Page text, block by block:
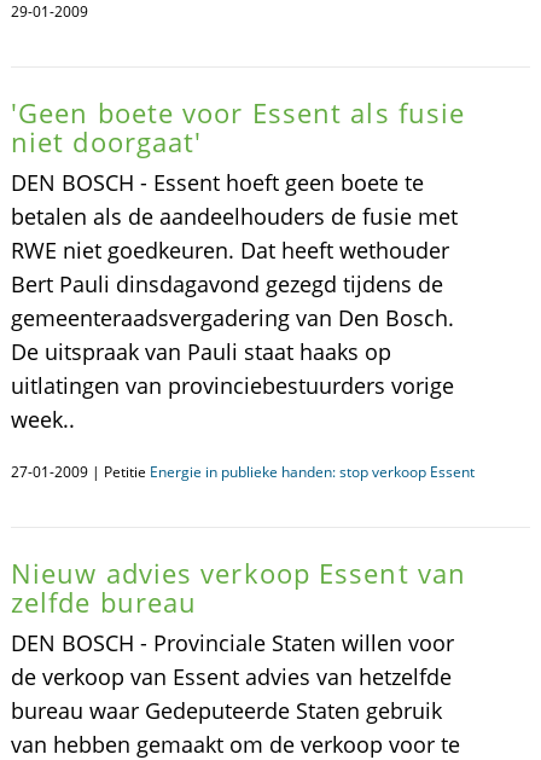
29-01-2009
'Geen boete voor Essent als fusie
niet doorgaat'
DEN BOSCH - Essent hoeft geen boete te
betalen als de aandeelhouders de fusie met
RWE niet goedkeuren. Dat heeft wethouder
Bert Pauli dinsdagavond gezegd tijdens de
gemeenteraadsvergadering van Den Bosch.
De uitspraak van Pauli staat haaks op
uitlatingen van provinciebestuurders vorige
week..
27-01-2009 | Petitie Energie in publieke handen: stop verkoop Essent
Nieuw advies verkoop Essent van
zelfde bureau
DEN BOSCH - Provinciale Staten willen voor
de verkoop van Essent advies van hetzelfde
bureau waar Gedeputeerde Staten gebruik
van hebben gemaakt om de verkoop voor te